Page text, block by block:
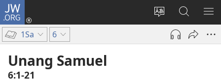
JW.ORG
Baguhin
ang
wika
Mag-
log
sa
JW.ORG
1Sa 6
Unang Samuel
6:1-21